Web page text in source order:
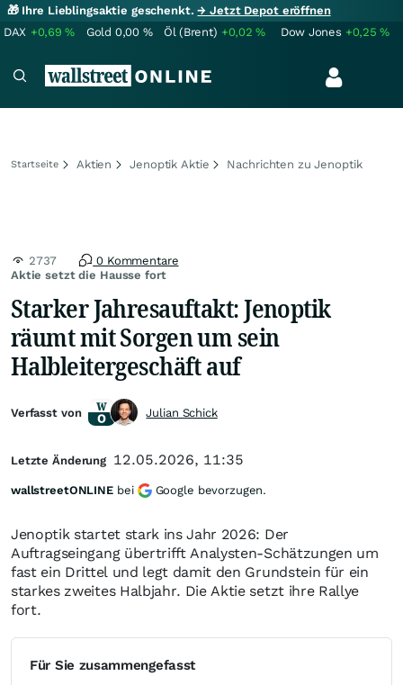
🎁 Ihre Lieblingsaktie geschenkt.→ Jetzt Depot eröffnen
DAX +0,69% Gold 0,00 % Öl (Brent) +0,02% Dow Jones +0,25%
Startseite Aktien Jenoptik Aktie Nachrichten zu Jenoptik
Aktie setzt die Hausse fort
2737 0 Kommentare
Starker Jahresauftakt: Jenoptik
räumt mit Sorgen um sein
Halbleitergeschäft auf
Jenoptik startet stark ins Jahr 2026: Der
Auftragseingang übertrifft Analysten-Schätzungen um
fast ein Drittel und legt damit den Grundstein für ein
starkes zweites Halbjahr. Die Aktie setzt ihre Rallye
fort.
Für Sie zusammengefasst
Verfasst von Julian Schick
Letzte Änderung 12.05.2026, 11:35
wallstreetONLINE bei Google bevorzugen.